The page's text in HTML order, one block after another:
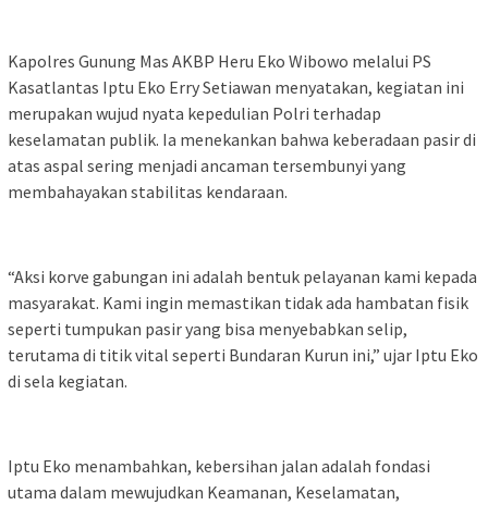
Kapolres Gunung Mas AKBP Heru Eko Wibowo melalui PS
Kasatlantas Iptu Eko Erry Setiawan menyatakan, kegiatan ini
merupakan wujud nyata kepedulian Polri terhadap
keselamatan publik. Ia menekankan bahwa keberadaan pasir di
atas aspal sering menjadi ancaman tersembunyi yang
membahayakan stabilitas kendaraan.
“Aksi korve gabungan ini adalah bentuk pelayanan kami kepada
masyarakat. Kami ingin memastikan tidak ada hambatan fisik
seperti tumpukan pasir yang bisa menyebabkan selip,
terutama di titik vital seperti Bundaran Kurun ini,” ujar Iptu Eko
di sela kegiatan.
Iptu Eko menambahkan, kebersihan jalan adalah fondasi
utama dalam mewujudkan Keamanan, Keselamatan,